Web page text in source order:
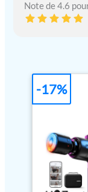
Note de 4.6
-17%